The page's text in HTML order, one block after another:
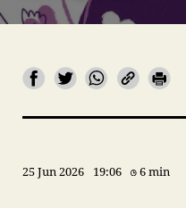
25 Jun 2026 19:06 6 min